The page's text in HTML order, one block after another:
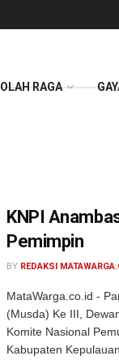
OLAH RAGA
KNPI
Pemimpin
BY REDAKSI
MataWarga.co.id -
(Musda) Ke III,
Komite Nasional
Kabupaten